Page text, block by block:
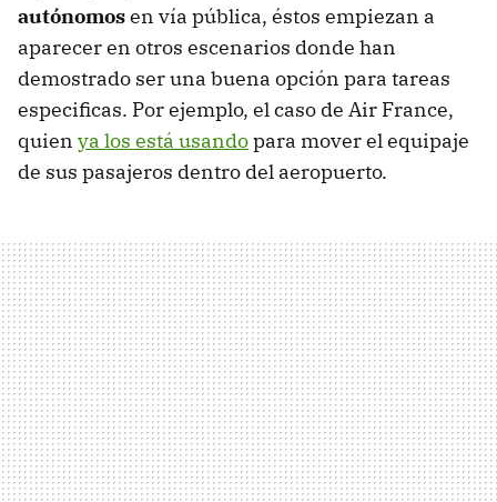
autónomosen vía pública, éstos empiezan a
aparecer en otros escenarios donde han
demostrado ser una buena opción para tareas
especificas. Por ejemplo, el caso de Air France,
quien ya los está usandopara mover el equipaje
de sus pasajeros dentro del aeropuerto.